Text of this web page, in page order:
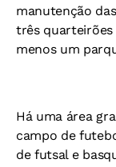
manutenção
três quarteirões
menos um
Há uma área
campo de
de futsal e